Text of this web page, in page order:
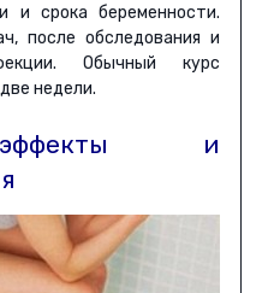
и срока беременности.
после обследования и
Обычный курс
недели.
и